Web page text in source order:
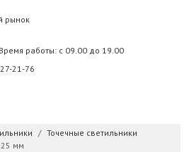
рынок
Время работы: с 09.00 до 19.00
21-76
Точечные светильники
мм